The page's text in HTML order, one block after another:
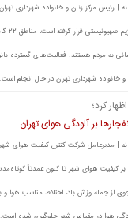
| رئیس مرکز زنان و خانواده شهرداری
حملات
به مردم هستند. فعالیت‌های گسترده
و خانواده شهرداری تهران در حال انجام است.
کرد؛
بر آلودگی هوای تهران
| مدیرعامل شرکت کنترل کیفیت هوای
بر کیفیت هوای شهر تا کنون عمدتاً
از جمله وزش باد، اختلاط مناسب هوا و